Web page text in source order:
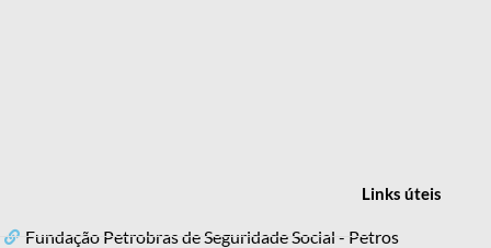
Linksúteis
Fundação Petrobras de Seguridade Social - Petros